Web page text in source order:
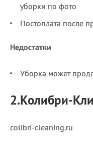
уборки по фото
Постоплата после
Недостатки
Уборка может
2.Колибри-
colibri-cleaning.ru